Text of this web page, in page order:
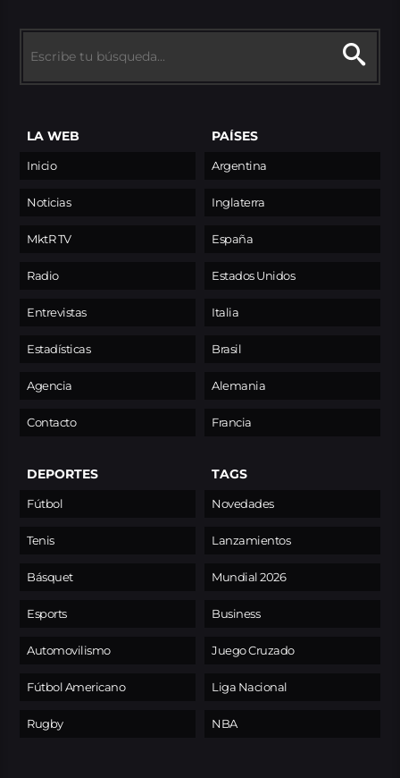
LA WEB
Inicio
Noticias
MktR TV
Radio
Entrevistas
Estadísticas
Agencia
Contacto
PAÍSES
Argentina
Inglaterra
España
Estados Unidos
Italia
Brasil
Alemania
Francia
DEPORTES
Fútbol
Tenis
Básquet
Esports
Automovilismo
Fútbol Americano
Rugby
TAGS
Novedades
Lanzamientos
Mundial 2026
Business
Juego Cruzado
Liga Nacional
NBA